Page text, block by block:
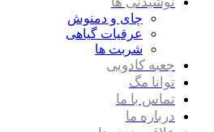
چای و دمنوش
عرقیات گیاهی
شربت ها
جعبه کادویی
توانا مگ
تماس با ما
درباره ما